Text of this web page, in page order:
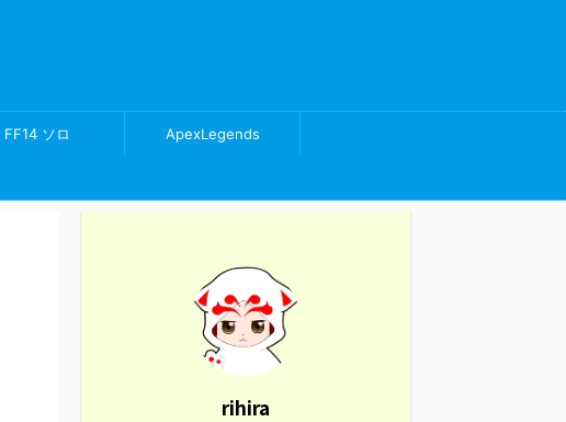
FF14 ソロ ApexLegends
rihira